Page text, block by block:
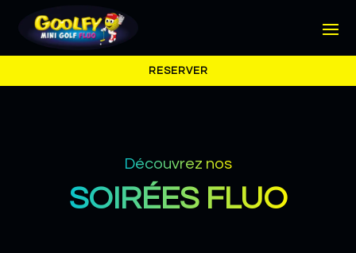
RESERVER
Découvrez nos
SOIRÉES FLUO